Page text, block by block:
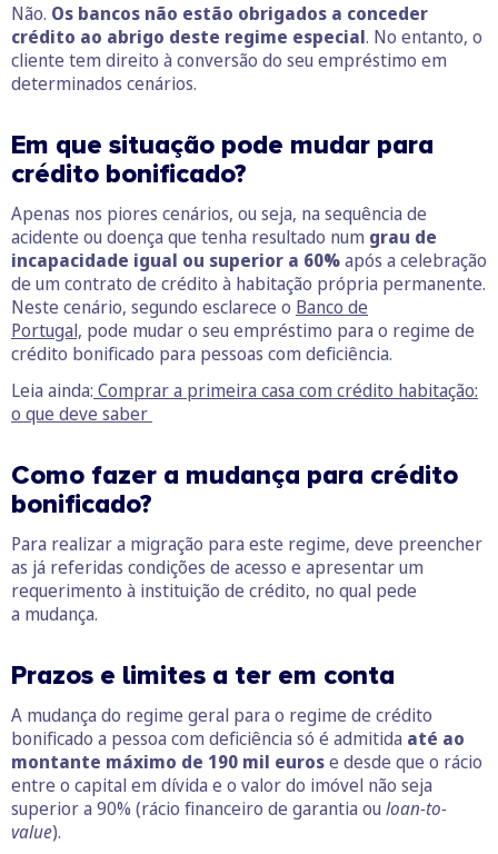
Não. Os bancos não estão obrigados a conceder
crédito ao abrigo deste regime especial. No entanto, o
cliente tem direito à conversão do seu empréstimo em
determinados cenários.
Em que situação pode mudar para
crédito bonificado?
Apenas nos piores cenários, ou seja, na sequência de
acidente ou doença que tenha resultado num grau de
incapacidade igual ou superior a 60%após a celebração
de um contrato de crédito à habitação própria permanente.
Neste cenário, segundo esclarece o Banco de
Portugal, pode mudar o seu empréstimo para o regime de
crédito bonificado para pessoas com deficiência.
Leia ainda: Comprar a primeira casa com crédito habitação:
o que deve saber
Como fazer a mudança para crédito
bonificado?
Para realizar a migração para este regime, deve preencher
as já referidas condições de acesso e apresentar um
requerimento à instituição de crédito, no qual pede
a mudança.
Prazos e limites a ter em conta
A mudança do regime geral para o regime de crédito
bonificado a pessoa com deficiência só é admitida até ao
montante máximo de 190 mil eurose desde que o rácio
entre o capital em dívida e o valor do imóvel não seja
superior a 90% (rácio financeiro de garantia ou loan-to-
value).